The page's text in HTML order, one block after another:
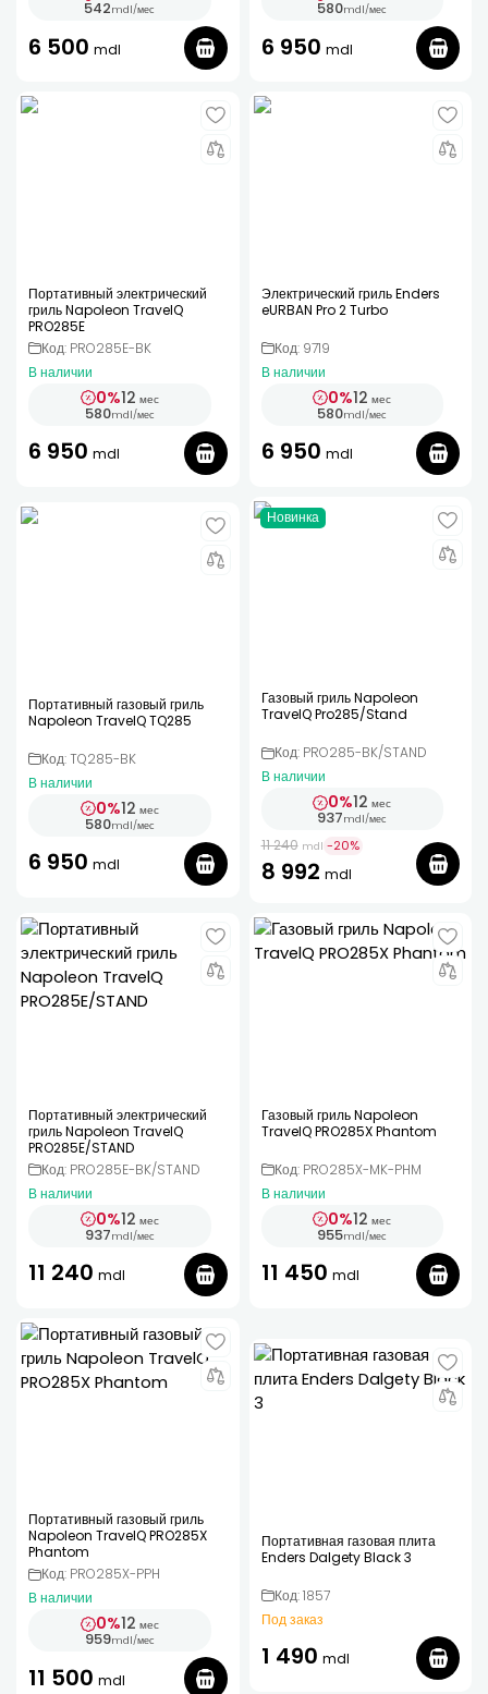
542mdl/мес
6 500 mdl
580mdl/мес
6 950 mdl
Портативный электрический
гриль Napoleon TravelQ
PRO285E
Код: PRO285E-BK
В наличии
0%12 мес
580mdl/мес
6 950 mdl
Электрический гриль Enders
eURBAN Pro 2 Turbo
Код: 9719
В наличии
0%12 мес
580mdl/мес
6 950 mdl
Портативный газовый гриль
Napoleon TravelQ TQ285
Код: TQ285-BK
В наличии
0%12 мес
580mdl/мес
6 950 mdl
Новинка
Газовый гриль Napoleon
TravelQ Pro285/Stand
Код: PRO285-BK/STAND
В наличии
0%12 мес
937mdl/мес
11 240 mdl -20%
8 992 mdl
Портативный электрический
гриль Napoleon TravelQ
PRO285E/STAND
Код: PRO285E-BK/STAND
В наличии
0%12 мес
937mdl/мес
11 240 mdl
Газовый гриль Napoleon
TravelQ PRO285X Phantom
Код: PRO285X-MK-PHM
В наличии
0%12 мес
955mdl/мес
11 450 mdl
Портативный газовый гриль
Napoleon TravelQ PRO285X
Phantom
Код: PRO285X-PPH
В наличии
0%12 мес
959mdl/мес
11 500 mdl
Портативная газовая плита
Enders Dalgety Black 3
Код: 1857
Под заказ
1 490 mdl